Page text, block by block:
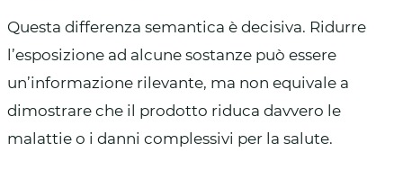
Questa differenza semantica è decisiva. Ridurre
l’esposizione ad alcune sostanze può essere
un’informazione rilevante, ma non equivale a
dimostrare che il prodotto riduca davvero le
malattie o i danni complessivi per la salute.